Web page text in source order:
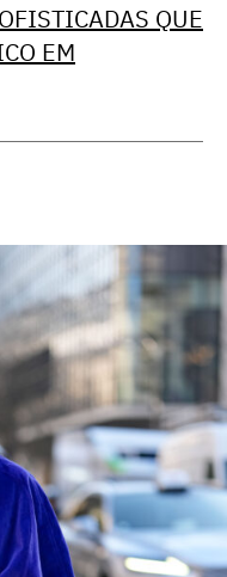
QUE
EM